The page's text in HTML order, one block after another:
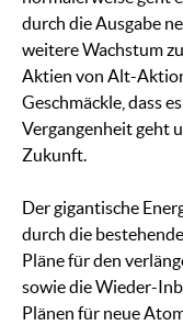
durch die Ausgabe
weitere Wachstum
Aktien von Alt-
Geschmäckle, dass
Vergangenheit geht
Zukunft.
Der gigantische
durch die
Pläne für den
sowie die Wieder-
Plänen für neue